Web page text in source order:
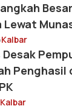
Lewat
Kalbar
Kalbar